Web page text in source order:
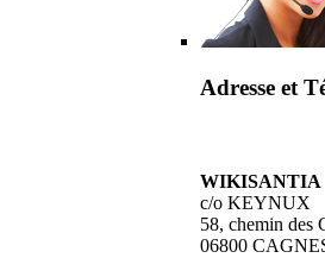
Adresse et
WIKISANTIA
c/o KEYNUX
58, chemin des
06800